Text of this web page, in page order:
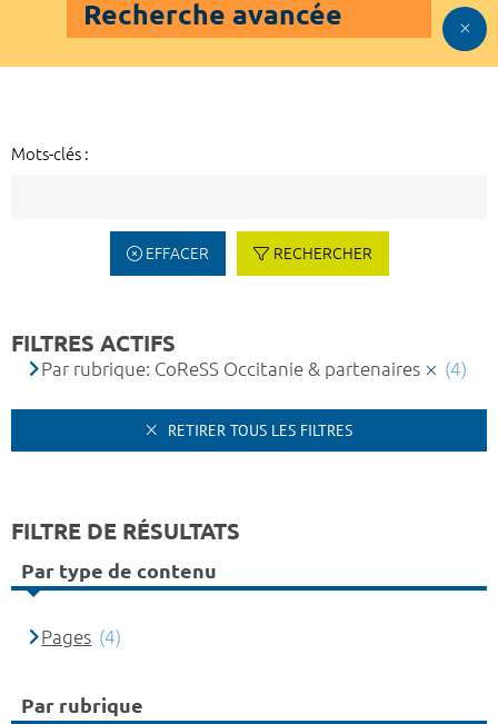
Recherche avancée
Mots-clés :
EFFACER RECHERCHER
FILTRES ACTIFS
Par rubrique: CoReSS Occitanie & partenaires (4)
RETIRER TOUS LES FILTRES
FILTRE DE RÉSULTATS
Par type de contenu
Pages (4)
Par rubrique